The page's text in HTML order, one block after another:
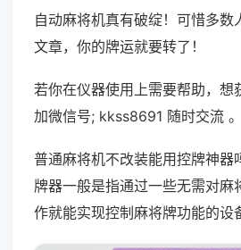
自动麻将机真有破绽！可惜多数
文章，你的牌运就要转了！
若你在仪器使用上需要帮助，想
加微信号; kkss8691 随时交流 。
普通麻将机不改装能用控牌神器
牌器一般是指通过一些无需对麻
作就能实现控制麻将牌功能的设